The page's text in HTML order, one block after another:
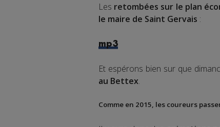
Les retombées sur le plan
le maire de Saint Gervais :
mp3
Et espérons bien sur que
au Bettex.
Comme en 2015, les coureurs